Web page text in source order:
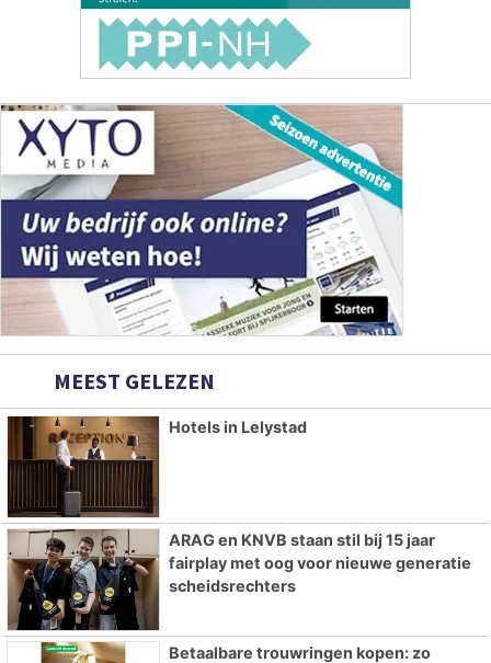
MEEST GELEZEN
Hotels in Lelystad
ARAG en KNVB staan stil bij 15 jaar
fairplay met oog voor nieuwe generatie
scheidsrechters
Betaalbare trouwringen kopen: zo